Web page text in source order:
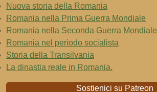
Nuova storia della Romania
Romania nella Prima Guerra Mondiale
Romania nella Seconda Guerra Mondiale
Romania nel periodo socialista
Storia della Transilvania
La dinastia reale in Romania.
Sostienici su Patreon